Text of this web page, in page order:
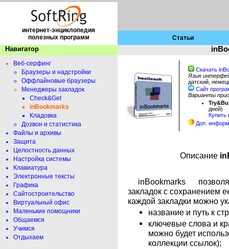
интернет-энциклопедия
полезных программ
Статьи
Навигатор
Веб-серфинг
Браузеры и надстройки
Оффлайновые браузеры
Менеджеры закладок
Check&Get
inBookmarks
Кладовка
Дозвон и статистика
Файлы и архивы
Защита
Целостность данных
Настройка системы
Клавиатура
Электронные тексты
Графика
Сайтостроительство
Виртуальный офис
Маленькие помощники
Общаемся
Учимся
Отдыхаем
Скачать
Язык
датский,
Сайт
Варианты
дней)
Купить
Доп.
Описание
inBookmarks
закладок с сохранением
каждой закладки можно
название и путь к
ключевые слова и
можно будет
коллекции ссылок);